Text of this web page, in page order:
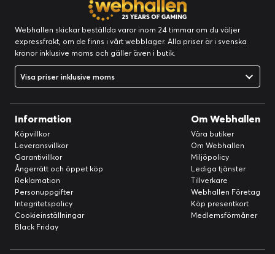
Webhallen skickar beställda varor inom 24 timmar om du väljer
expressfrakt, om de finns i vårt webblager. Alla priser är i svenska
kronor inklusive moms och gäller även i butik.
Visa priser inklusive moms
Information
Köpvillkor
Leveransvillkor
Garantivillkor
Ångerrätt och öppet köp
Reklamation
Personuppgifter
Integritetspolicy
Cookieinställningar
Black Friday
Om Webhallen
Våra butiker
Om Webhallen
Miljöpolicy
Lediga tjänster
Tillverkare
Webhallen Företag
Köp presentkort
Medlemsförmåner